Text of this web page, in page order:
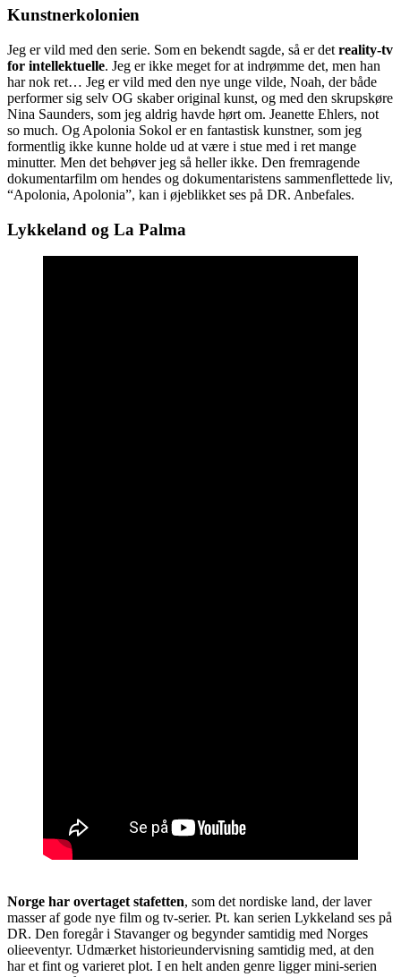
Kunstnerkolonien
Jeg er vild med den serie. Som en bekendt sagde, så er det reality-tv
for intellektuelle. Jeg er ikke meget for at indrømme det, men han
har nok ret… Jeg er vild med den nye unge vilde, Noah, der både
performer sig selv OG skaber original kunst, og med den skrupskøre
Nina Saunders, som jeg aldrig havde hørt om. Jeanette Ehlers, not
so much. Og Apolonia Sokol er en fantastisk kunstner, som jeg
formentlig ikke kunne holde ud at være i stue med i ret mange
minutter. Men det behøver jeg så heller ikke. Den fremragende
dokumentarfilm om hendes og dokumentaristens sammenflettede liv,
“Apolonia, Apolonia”, kan i øjeblikket ses på DR. Anbefales.
Lykkeland og La Palma
Norge har overtaget stafetten, som det nordiske land, der laver
masser af gode nye film og tv-serier. Pt. kan serien Lykkeland ses på
DR. Den foregår i Stavanger og begynder samtidig med Norges
olieeventyr. Udmærket historieundervisning samtidig med, at den
har et fint og varieret plot. I en helt anden genre ligger mini-serien